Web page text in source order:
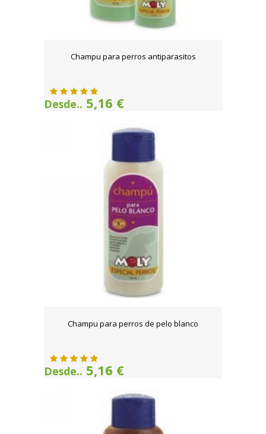
Champu para perros antiparasitos
Desde.. 5,16 €
Champu para perros de pelo blanco
Desde.. 5,16 €